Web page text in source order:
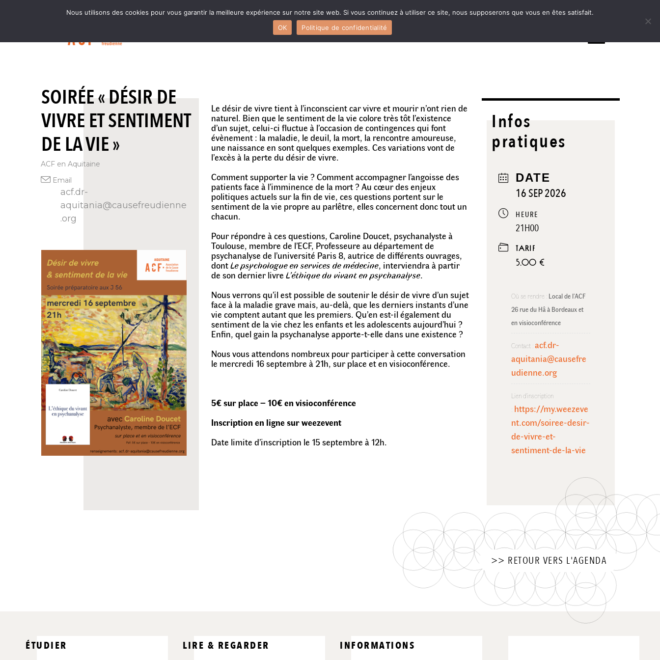
SOIRÉE « DÉSIR DE
VIVRE ET SENTIMENT
DE LA VIE »
ACF en Aquitaine
Email
acf.dr-
aquitania@causefreudienne
.org
Le désir de vivre tient à l’inconscient car vivre et mourir n’ont rien de
naturel. Bien que le sentiment de la vie colore très tôt l’existence
d’un sujet, celui-ci fluctue à l’occasion de contingences qui font
évènement : la maladie, le deuil, la mort, la rencontre amoureuse,
une naissance en sont quelques exemples. Ces variations vont de
l’excès à la perte du désir de vivre.
Comment supporter la vie ? Comment accompagner l’angoisse des
patients face à l’imminence de la mort ? Au cœur des enjeux
politiques actuels sur la fin de vie, ces questions portent sur le
sentiment de la vie propre au parlêtre, elles concernent donc tout un
chacun.
Pour répondre à ces questions, Caroline Doucet, psychanalyste à
Toulouse, membre de l’ECF, Professeure au département de
psychanalyse de l’université Paris 8, autrice de différents ouvrages,
dontLe psychologue en services de médecine, interviendra à partir
de son dernier livreL’éthique du vivant en psychanalyse.
Nous verrons qu’il est possible de soutenir le désir de vivre d’un sujet
face à la maladie grave mais, au-delà, que les derniers instants d’une
vie comptent autant que les premiers. Qu’en est-il également du
sentiment de la vie chez les enfants et les adolescents aujourd’hui ?
Enfin, quel gain la psychanalyse apporte-t-elle dans une existence ?
Nous vous attendons nombreux pour participer à cette conversation
le mercredi 16 septembre à 21h, sur place et en visioconférence.
5€ sur place – 10€ en visioconférence
Inscription en ligne sur weezevent
Date limite d’inscription le 15 septembre à 12h.
Infos
pratiques
DATE
16 SEP 2026
HEURE
21H00
TARIF
5.00 €
Où se rendre : Local de l’ACF
26 rue du Hâ à Bordeaux et
en visioconférence
Contact :acf.dr-
aquitania@causefre
udienne.org
Lien d'inscription
: https://my.weezeve
nt.com/soiree-desir-
de-vivre-et-
sentiment-de-la-vie
>> RETOUR VERS L'AGENDA
ÉTUDIER LIRE & REGARDER INFORMATIONS
Nous utilisons des cookies pour vous garantir la meilleure expérience sur notre site web. Si vous continuez à utiliser ce site, nous supposerons que vous en êtes satisfait.
OK
Politique de confidentialité